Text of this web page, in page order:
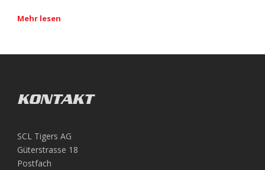
Mehr lesen
KONTAKT
SCL Tigers AG
Güterstrasse 18
Postfach